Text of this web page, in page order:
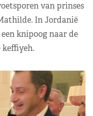
van prinses
In Jordanië
knipoog naar de
keffiyeh.